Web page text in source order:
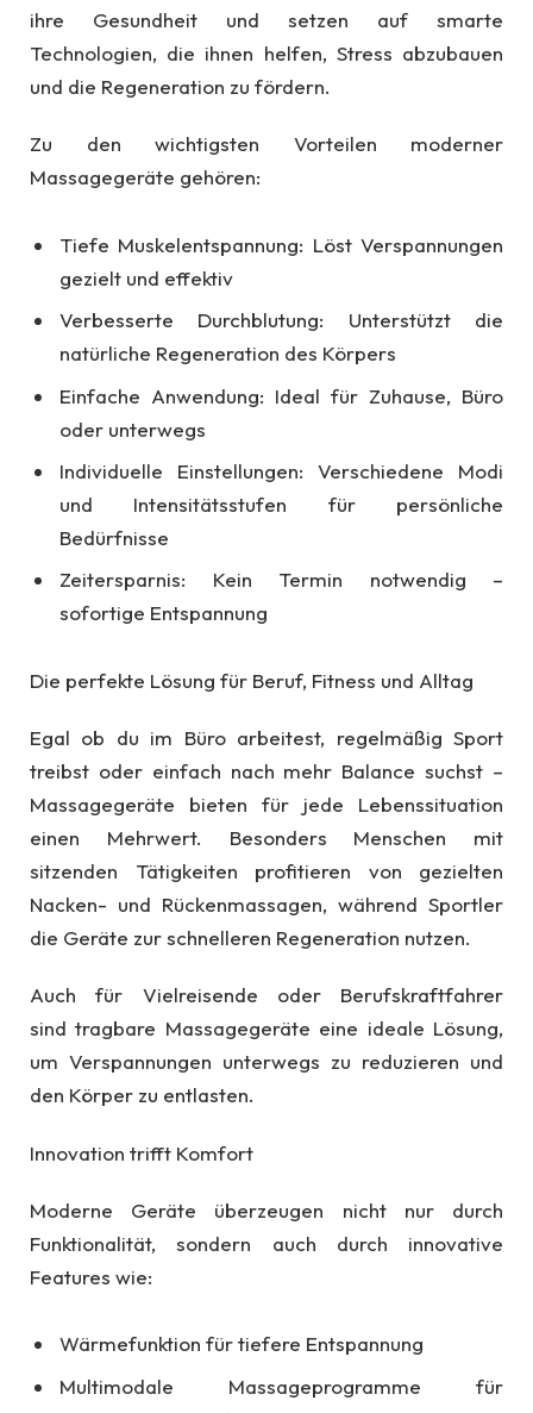
ihre Gesundheit und setzen auf smarte
Technologien, die ihnen helfen, Stress abzubauen
und die Regeneration zu fördern.
Zu den wichtigsten Vorteilen moderner
Massagegeräte gehören:
Tiefe Muskelentspannung: Löst Verspannungen
gezielt und effektiv
Verbesserte Durchblutung: Unterstützt die
natürliche Regeneration des Körpers
Einfache Anwendung: Ideal für Zuhause, Büro
oder unterwegs
Individuelle Einstellungen: Verschiedene Modi
und Intensitätsstufen für persönliche
Bedürfnisse
Zeitersparnis: Kein Termin notwendig –
sofortige Entspannung
Die perfekte Lösung für Beruf, Fitness und Alltag
Egal ob du im Büro arbeitest, regelmäßig Sport
treibst oder einfach nach mehr Balance suchst –
Massagegeräte bieten für jede Lebenssituation
einen Mehrwert. Besonders Menschen mit
sitzenden Tätigkeiten profitieren von gezielten
Nacken- und Rückenmassagen, während Sportler
die Geräte zur schnelleren Regeneration nutzen.
Auch für Vielreisende oder Berufskraftfahrer
sind tragbare Massagegeräte eine ideale Lösung,
um Verspannungen unterwegs zu reduzieren und
den Körper zu entlasten.
Innovation trifft Komfort
Moderne Geräte überzeugen nicht nur durch
Funktionalität, sondern auch durch innovative
Features wie:
Wärmefunktion für tiefere Entspannung
Multimodale Massageprogramme für